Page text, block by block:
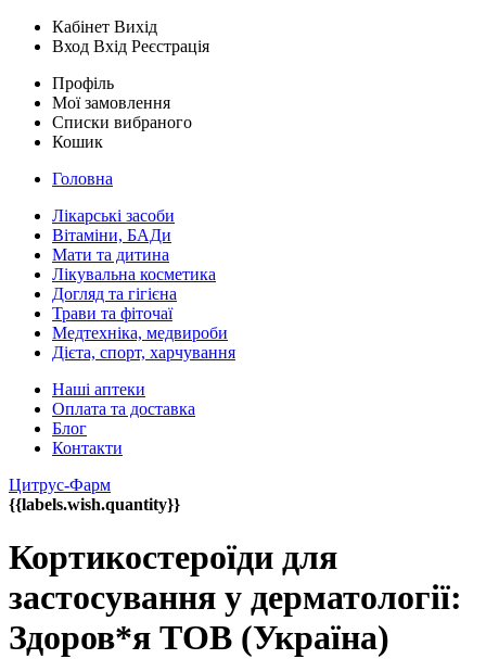
Кабінет Вихід
Вход Вхід Реєстрація
Профіль
Мої замовлення
Списки вибраного
Кошик
Головна
Лікарські засоби
Вітаміни, БАДи
Мати та дитина
Лікувальна косметика
Догляд та гігієна
Трави та фіточаї
Медтехніка, медвироби
Дієта, спорт, харчування
Наші аптеки
Оплата та доставка
Блог
Контакти
Цитрус-Фарм
{{labels.wish.quantity}}
Кортикостероїди для
застосування у дерматології:
Здоров*я ТОВ (Україна)